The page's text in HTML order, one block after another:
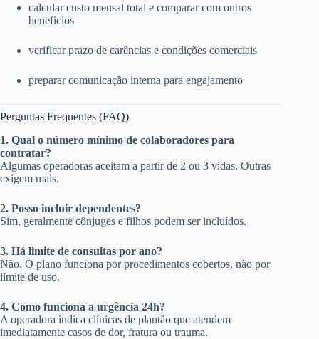
calcular custo mensal total e comparar com outros
benefícios
verificar prazo de carências e condições comerciais
preparar comunicação interna para engajamento
Perguntas Frequentes (FAQ)
1. Qual o número mínimo de colaboradores para
contratar?
Algumas operadoras aceitam a partir de 2 ou 3 vidas. Outras
exigem mais.
2. Posso incluir dependentes?
Sim, geralmente cônjuges e filhos podem ser incluídos.
3. Há limite de consultas por ano?
Não. O plano funciona por procedimentos cobertos, não por
limite de uso.
4. Como funciona a urgência 24h?
A operadora indica clínicas de plantão que atendem
imediatamente casos de dor, fratura ou trauma.